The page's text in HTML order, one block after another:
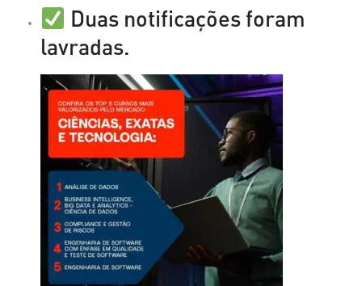
Duas notificações foram
lavradas.